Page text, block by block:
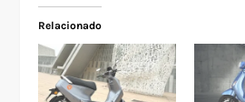
Relacionado